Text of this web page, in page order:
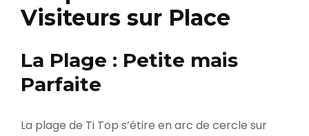
Visiteurs sur Place
La Plage : Petite mais
Parfaite
La plage de Ti Top s’étire en arc de cercle sur